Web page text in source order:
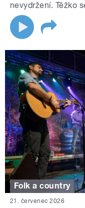
nevydržení. Těžko
Folk a country
21. červenec 2026